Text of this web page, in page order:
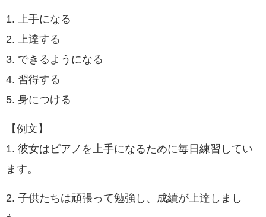
1. 上手になる
2. 上達する
3. できるようになる
4. 習得する
5. 身につける
【例文】
1. 彼女はピアノを上手になるために毎日練習してい
ます。
2. 子供たちは頑張って勉強し、成績が上達しまし